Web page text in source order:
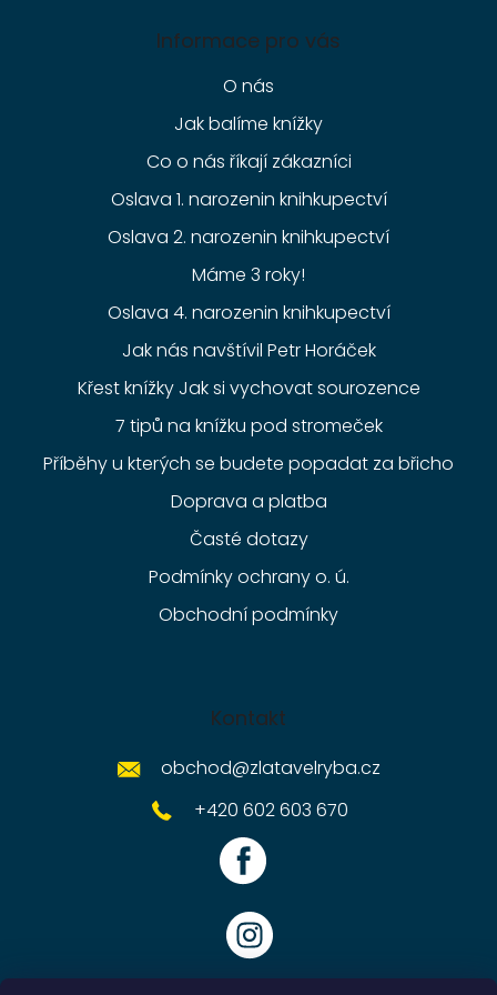
Informace pro vás
O nás
Jak balíme knížky
Co o nás říkají zákazníci
Oslava 1. narozenin knihkupectví
Oslava 2. narozenin knihkupectví
Máme 3 roky!
Oslava 4. narozenin knihkupectví
Jak nás navštívil Petr Horáček
Křest knížky Jak si vychovat sourozence
7 tipů na knížku pod stromeček
Příběhy u kterých se budete popadat za břicho
Doprava a platba
Časté dotazy
Podmínky ochrany o. ú.
Obchodní podmínky
Kontakt
obchod@zlatavelryba.cz
+420 602 603 670